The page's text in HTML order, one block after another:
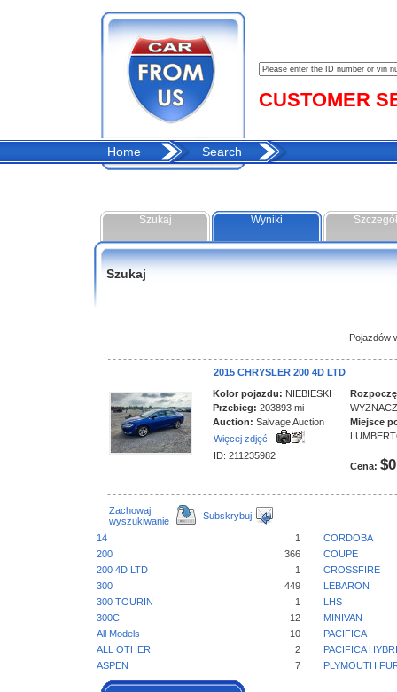
CUSTOMER
Home Search
Szukaj Wyniki
Szukaj
Pojazdów
2015 CHRYSLER 200 4D LTD
Kolor pojazdu: NIEBIESKI
Przebieg: 203893 mi
Auction: Salvage Auction
Więcej zdjęć
ID: 211235982
Miejsce
Cena: $0
Zachowaj
wyszukiwanie
Subskrybuj
14 1
CORDOBA
200
366
COUPE
200 4D LTD
1
CROSSFIRE
300
449
LEBARON
300 TOURIN
1
LHS
300C
12
MINIVAN
All Models
10
PACIFICA
ALL OTHER
2
PACIFICA
ASPEN
7 PLYMOUTH